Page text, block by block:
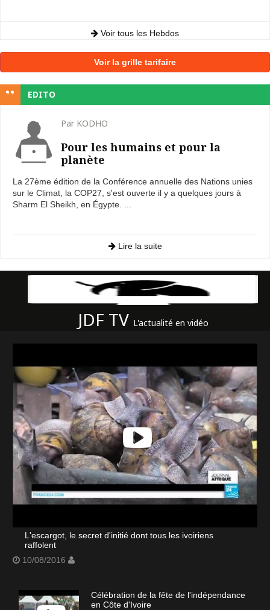
Voir tous les Hebdos
Voir la grille tarifaire
EDITO
Par KODHO
Pour les humains et pour la
planète
La 27ème édition de la Conférence annuelle des Nations unies
sur le Climat, la COP27, s'est ouverte il y a quelques jours à
Sharm El Sheikh, en Égypte. ...
Lire la suite
JDF TV L'actualité en vidéo
L'escargot, le secret d'initié dont tous les ivoiriens
raffolent
10/08/2016
Célébration de la fête de l'indépendance
en Côte d'Ivoire